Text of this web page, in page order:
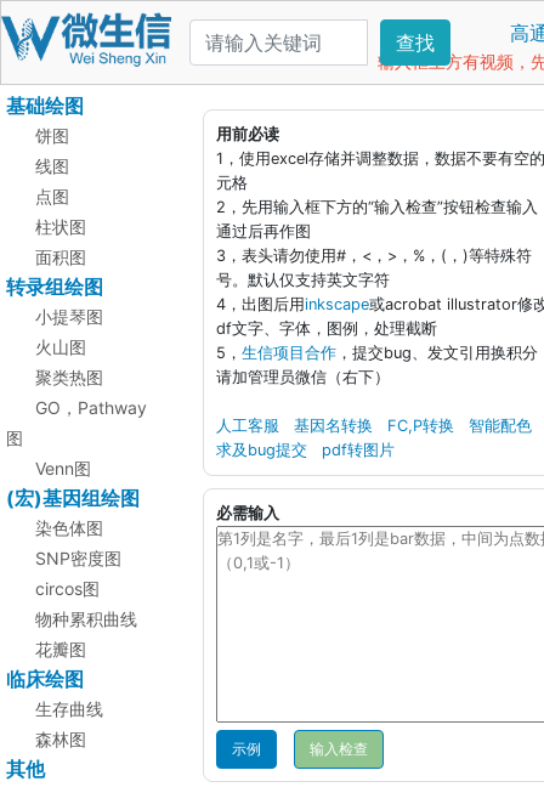
查找 高
输入框上方有视频，
基础绘图
饼图
线图
点图
柱状图
面积图
转录组绘图
小提琴图
火山图
聚类热图
GO，Pathway
图
Venn图
(宏)基因组绘图
染色体图
SNP密度图
circos图
物种累积曲线
花瓣图
临床绘图
生存曲线
森林图
其他
用前必读
1，使用excel存储并调整数据，数据不要有空
元格
2，先用输入框下方的“输入检查”按钮检查输入
通过后再作图
3，表头请勿使用#，<，>，%，(，)等特殊符
号。默认仅支持英文字符
4，出图后用inkscape或acrobat illustrator修
df文字、字体，图例，处理截断
5， 生信项目合作 ，提交bug、发文引用换积分
请加管理员微信（右下）
人工客服 基因名转换 FC,P转换
智能配色
求及bug提交
pdf转图片
必需输入
示例